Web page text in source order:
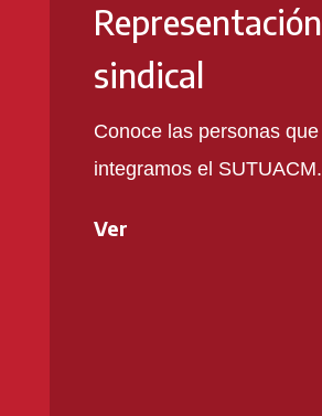
Representación
sindical
Conoce las personas que
integramos el SUTUACM.
Ver